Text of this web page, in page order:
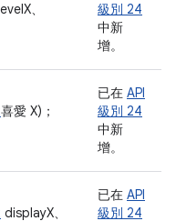
、
級別 24
中新
增。
喜愛 X)；
已在 API
級別 24
中新
增。
displayX、
已在 API
級別 24